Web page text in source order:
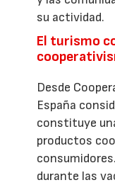
su actividad.
El turismo
Desde
España
constituye
productos
durante las